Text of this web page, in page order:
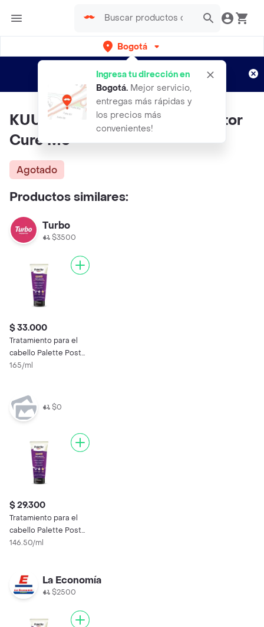
Bogotá
Ingresa tu dirección en
Bogotá. Mejor servicio,
entregas más rápidas y
los precios más
convenientes!
envíos gratis por semanas
Aplican TyC
KUUL Tratamiento Reconstructor
Cure Me
Agotado
Productos similares:
Turbo
$3500
$ 33.000
Tratamiento para el
cabello Palette Post
Coloración 200 ml
165/ml
$0
$ 29.300
Tratamiento para el
cabello Palette Post
Coloración 200 ml
146.50/ml
La Economía
$2500